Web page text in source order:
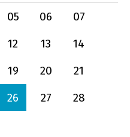
05 06
07
12 13
14
19 20
21
26 27
28